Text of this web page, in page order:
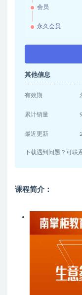
会员
永久会员
其他信息
有效期
累计销量
最近更新
下载遇到问题？可联
课程简介：